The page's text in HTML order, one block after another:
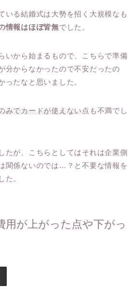
いる結婚式は大勢を招く大規模なも
情報はほぼ皆無でした。
いから始まるもので、こちらで準備
分からなかったので不安だったの
ったなと思いました。
みでカードが使えない点も不満でし
たが、こちらとしてはそれは企業側
関係ないのでは…？と不要な情報を
た。
用が上がった点や下がっ